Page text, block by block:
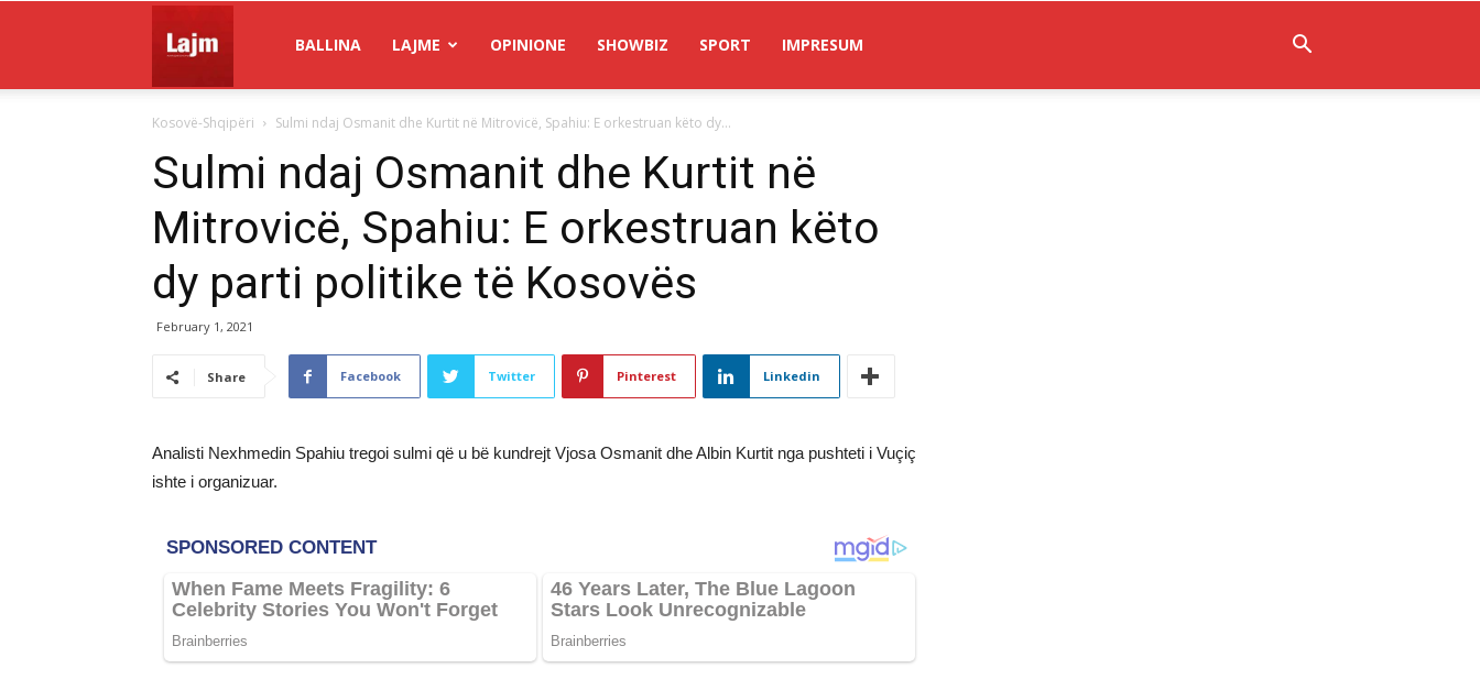
Lajm
BALLINA LAJME OPINIONE SHOWBIZ SPORT IMPRESUM
Kosovë-Shqipëri Sulmi ndaj Osmanit dhe Kurtit në Mitrovicë, Spahiu: E orkestruan këto dy...
Sulmi ndaj Osmanit dhe Kurtit në
Mitrovicë, Spahiu: E orkestruan këto
dy parti politike të Kosovës
February 1, 2021
Share Facebook Twitter Pinterest Linkedin
Analisti Nexhmedin Spahiu tregoi sulmi që u bë kundrejt Vjosa Osmanit dhe Albin Kurtit nga pushteti i Vuçiç
ishte i organizuar.